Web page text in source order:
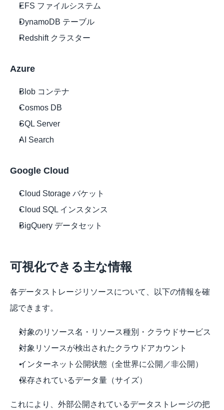
EFS ファイルシステム
DynamoDB テーブル
Redshift クラスター
Azure
Blob コンテナ
Cosmos DB
SQL Server
AI Search
Google Cloud
Cloud Storage バケット
Cloud SQL インスタンス
BigQuery データセット
可視化できる主な情報
各データストレージリソースについて、以下の情報を確
認できます。
対象のリソース名・リソース種別・クラウドサービス
対象リソースが検出されたクラウドアカウント
インターネット公開状態（全世界に公開／非公開）
保存されているデータ量（サイズ）
これにより、外部公開されているデータストレージの把